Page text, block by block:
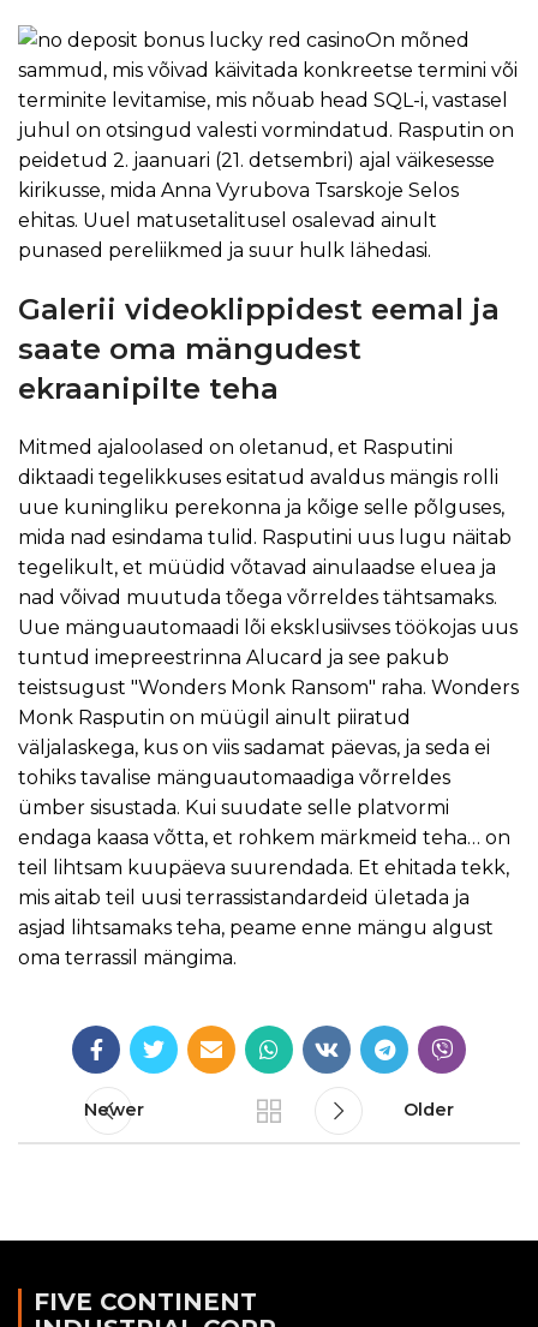
On mõned
sammud, mis võivad käivitada konkreetse termini või
terminite levitamise, mis nõuab head SQL-i, vastasel
juhul on otsingud valesti vormindatud. Rasputin on
peidetud 2. jaanuari (21. detsembri) ajal väikesesse
kirikusse, mida Anna Vyrubova Tsarskoje Selos
ehitas. Uuel matusetalitusel osalevad ainult
punased pereliikmed ja suur hulk lähedasi.
Galerii videoklippidest eemal ja
saate oma mängudest
ekraanipilte teha
Mitmed ajaloolased on oletanud, et Rasputini
diktaadi tegelikkuses esitatud avaldus mängis rolli
uue kuningliku perekonna ja kõige selle põlguses,
mida nad esindama tulid. Rasputini uus lugu näitab
tegelikult, et müüdid võtavad ainulaadse eluea ja
nad võivad muutuda tõega võrreldes tähtsamaks.
Uue mänguautomaadi lõi eksklusiivses töökojas uus
tuntud imepreestrinna Alucard ja see pakub
teistsugust "Wonders Monk Ransom" raha. Wonders
Monk Rasputin on müügil ainult piiratud
väljalaskega, kus on viis sadamat päevas, ja seda ei
tohiks tavalise mänguautomaadiga võrreldes
ümber sisustada. Kui suudate selle platvormi
endaga kaasa võtta, et rohkem märkmeid teha… on
teil lihtsam kuupäeva suurendada. Et ehitada tekk,
mis aitab teil uusi terrassistandardeid ületada ja
asjad lihtsamaks teha, peame enne mängu algust
oma terrassil mängima.
Newer Older
FIVE CONTINENT